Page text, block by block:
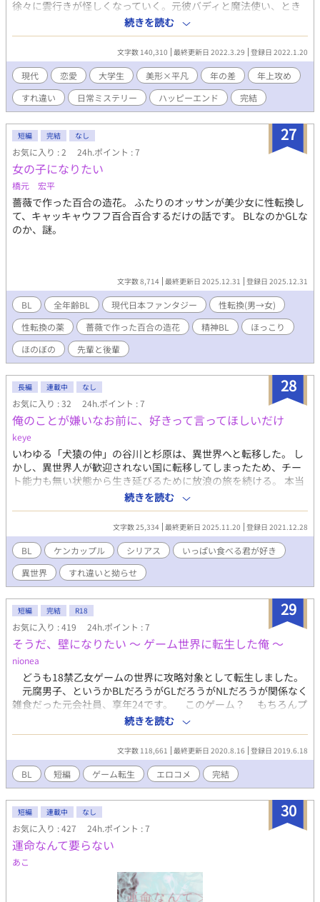
徐々に雲行きが怪しくなっていく。元彼バディと魔法使い、とき
どき宇宙人。なんか不思議っぽい日常といたたまれない過去を行
ったり来たり。※ごくゆるく事件要素と、匂わせ程度のGL、とこ
ろどころ性行為の描写を含みますのでご注意ください。他サイト
にも投稿済。
続きを読む
文字数 140,310 最終更新日 2022.3.29 登録日 2022.1.20
現代 恋愛 大学生 美形×平凡 年の差
年上攻め
すれ違い
日常ミステリー ハッピーエンド 完結
27
短編 完結 なし
お気に入り : 2 24h.ポイント : 7
女の子になりたい
橋元 宏平
薔薇で作った百合の造花。 ふたりのオッサンが美少女に性転換し
て、キャッキャウフフ百合百合するだけの話です。 BLなのかGLな
のか、謎。
文字数 8,714 最終更新日 2025.12.31 登録日 2025.12.31
BL 全年齢BL 現代日本ファンタジー
性転換(男→女)
性転換の薬
薔薇で作った百合の造花 精神BL
ほっこり
ほのぼの
先輩と後輩
28
長編 連載中 なし
お気に入り : 32 24h.ポイント : 7
俺のことが嫌いなお前に、好きって言ってほしいだけ
keye
いわゆる「犬猿の仲」の谷川と杉原は、異世界へと転移した。 し
かし、異世界人が歓迎されない国に転移してしまったため、チー
ト能力も無い状態から生き延びるために放浪の旅を続ける。 本当
は両片思いなのに気づかないまま、嫉妬し合ったりすれ違っては
拗らせてる二人の話。 R指定は今のところ無しです。 中心となる
要素はBLですが、異世界転移・冒険・チート・獣人等作者の好き
な要素をガンガン入れています。ビバ異世界転移！ 主人公たち以
外のカップルあり（NL・GL・BL含む）
続きを読む
文字数 25,334 最終更新日 2025.11.20 登録日 2021.12.28
BL ケンカップル シリアス
いっぱい食べる君が好き
異世界
すれ違いと拗らせ
29
短編 完結 R18
お気に入り : 419 24h.ポイント : 7
そうだ、壁になりたい ～ ゲーム世界に転生した俺 ～
nionea
どうも18禁乙女ゲームの世界に攻略対象として転生しました。
元腐男子、というかBLだろうがGLだろうがNLだろうが関係なく
雑食だった元会社員、享年24です。 このゲーム？ もちろんプ
レイしましたよ。 自分も攻略しましたとも。 でも、前世の記
憶があるんですよ。小さい時から。無理じゃんそんなの。 攻略
対象の暗い過去のある設定を俺に踏襲しろってのはさ。無理ゲー
だよ。ほんと。 18禁乙女ゲームの世界に攻略対象として転生し
たと認識している主人公が周りのあれそれを見て、によによ、に
たにたしたいだけの学生生活を希望する話。 仲間も増えるよ。
味方はどうかな。 ’20/8/14 追記 後のお話 を追加
’19/7/19 追記 おまけ について。 同じ世界観の話なので、
諸々まとめて載せる事にしました。 タイトルに ※ の印があ
るとコメディが旅に出ているので、 お読みになる際はご注意下
さい。 ※エロコメです。そんなに頑張ったエロではないです。 ※
ただエロい美少年を覗くゲームやりたいとかいう気持ちで現実逃
避してたらこうなってしまったので、お暇な時にでも鼻で笑って
生暖か～く見守ってやってください。
続きを読む
文字数 118,661 最終更新日 2020.8.16 登録日 2019.6.18
BL 短編 ゲーム転生 エロコメ 完結
30
短編 連載中 なし
お気に入り : 427 24h.ポイント : 7
運命なんて要らない
あこ